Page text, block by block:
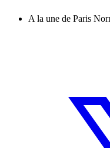
A la une de Paris